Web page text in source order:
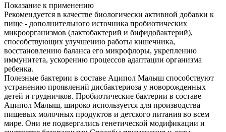
Показание к применению
Рекомендуется в качестве биологически активной добавки к
пище - дополнительного источника пробиотических
микроорганизмов (лактобактерий и бифидобактерий),
способствующих улучшению работы кишечника,
восстановлению баланса его микрофлоры, укреплению
иммунитета, ускорению процессов адаптации организма
ребенка.
Полезные бактерии в составе Аципол Малыш способствуют
устранению проявлений дисбактериоза у новорожденных
детей и грудничков. Пробиотические бактерии в составе
Аципол Малыш, широко используется для производства
пищевых молочных продуктов и детского питания во всем
мире. Они не подвергались генетической модификации и